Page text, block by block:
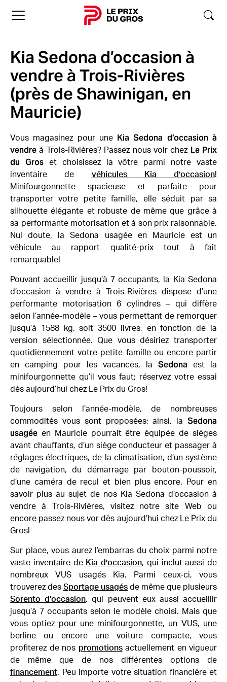
Accueil
Kia Sedona d’occasion à
vendre à Trois-Rivières
(près de Shawinigan, en
Mauricie)
Vous magasinez pour une Kia Sedona d’occasion à
vendre à Trois-Rivières? Passez nous voir chez Le Prix
du Groset choisissez la vôtre parmi notre vaste
inventaire de véhicules Kia d’occasion!
Minifourgonnette spacieuse et parfaite pour
transporter votre petite famille, elle séduit par sa
silhouette élégante et robuste de même que grâce à
sa performante motorisation et à son prix raisonnable.
Nul doute, la Sedona usagée en Mauricie est un
véhicule au rapport qualité-prix tout à fait
remarquable!
Pouvant accueillir jusqu’à 7 occupants, la Kia Sedona
d’occasion à vendre à Trois-Rivières dispose d’une
performante motorisation 6 cylindres – qui diffère
selon l’année-modèle – vous permettant de remorquer
jusqu’à 1588 kg, soit 3500 livres, en fonction de la
version sélectionnée. Que vous désiriez transporter
quotidiennement votre petite famille ou encore partir
en camping pour les vacances, la Sedona est la
minifourgonnette qu’il vous faut; réservez votre essai
dès aujourd’hui chez Le Prix du Gros!
Toujours selon l’année-modèle, de nombreuses
commodités vous sont proposées; ainsi, la Sedona
usagée en Mauricie pourrait être équipée de sièges
avant chauffants, d’un siège conducteur et passager à
réglages électriques, de la climatisation, d’un système
de navigation, du démarrage par bouton-poussoir,
d’une caméra de recul et bien plus encore. Pour en
savoir plus au sujet de nos Kia Sedona d’occasion à
vendre à Trois-Rivières, visitez notre site Web ou
encore passez nous vor dès aujourd’hui chez Le Prix du
Gros!
Sur place, vous aurez l’embarras du choix parmi notre
vaste inventaire de Kia d’occasion, qui inclut aussi de
nombreux VUS usagés Kia. Parmi ceux-ci, vous
trouverez des Sportage usagés de même que plusieurs
Sorento d’occasion, qui peuvent eux aussi accueillir
jusqu’à 7 occupants selon le modèle choisi. Mais que
vous optiez pour une minifourgonnette, un VUS, une
berline ou encore une voiture compacte, vous
profiterez de nos promotionsactuellement en vigueur
de même que de nos différentes options de
financement. Peu importe votre situation financière et